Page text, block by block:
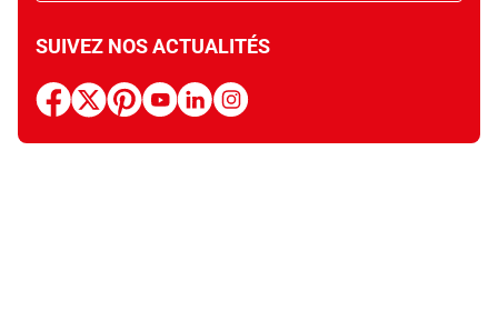
SUIVEZ NOS ACTUALITÉS
facebook
x pinterestyoutubelinkedininstagram